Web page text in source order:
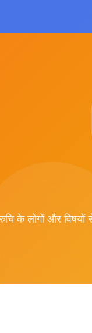
के लोगों और